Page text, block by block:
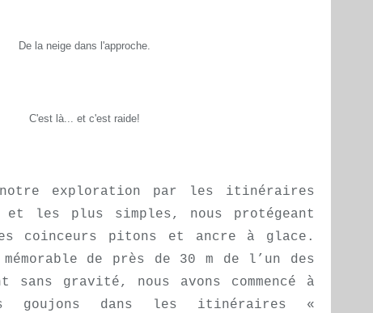
De la neige dans l'approche.
C'est là... et c'est raide!
notre exploration par les itinéraires
les plus simples, nous protégeant
coinceurs pitons et ancre à glace.
de près de 30 m de l’un des
sans gravité, nous avons commencé à
goujons dans les itinéraires «